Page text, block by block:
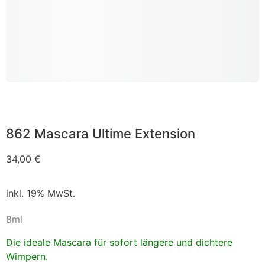
862 Mascara Ultime Extension
34,00 €
inkl. 19% MwSt.
8ml
Die ideale Mascara für sofort längere und dichtere
Wimpern.